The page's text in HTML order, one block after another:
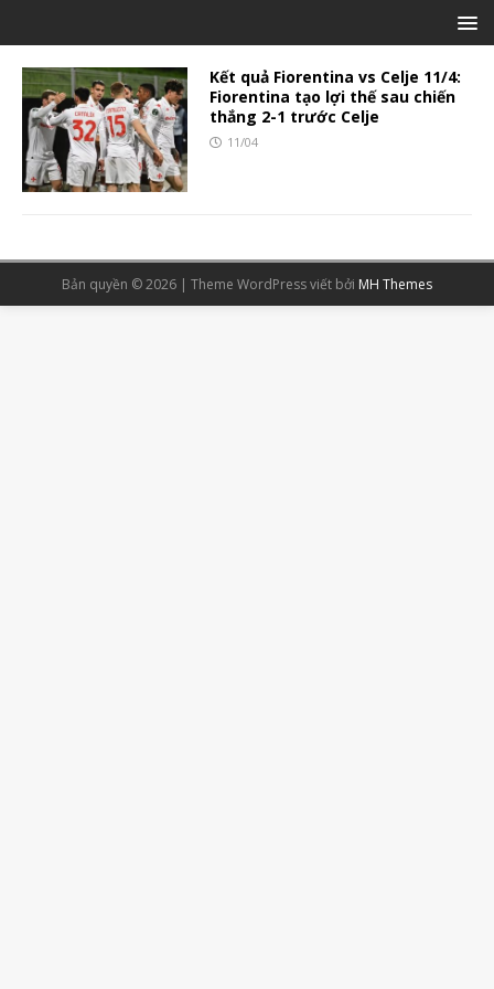
Kết quả Fiorentina vs Celje 11/4:
Fiorentina tạo lợi thế sau chiến
thắng 2-1 trước Celje
11/04
Bản quyền © 2026 | Theme WordPress viết bởi MH Themes